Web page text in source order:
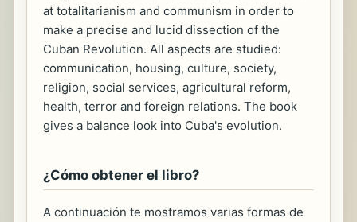
at totalitarianism and communism in order to
make a precise and lucid dissection of the
Cuban Revolution. All aspects are studied:
communication, housing, culture, society,
religion, social services, agricultural reform,
health, terror and foreign relations. The book
gives a balance look into Cuba's evolution.
¿Cómo obtener el libro?
A continuación te mostramos varias formas de